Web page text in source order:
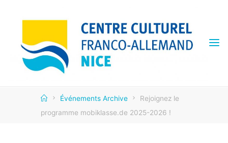
CENTRE
CULTUREL
FRANCO
HomeÉvénements Archive
Rejoignez le
programme mobiklasse.de 2025-2026 !